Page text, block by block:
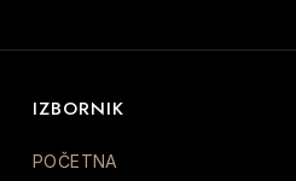
IZBORNIK
POČETNA